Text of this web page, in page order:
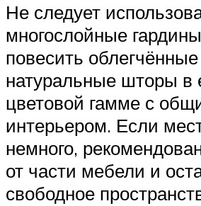
Не следует
многослойные
повесить облегчённые
натуральные шторы в
цветовой гамме с
интерьером. Если
немного,
от части мебели и
свободное